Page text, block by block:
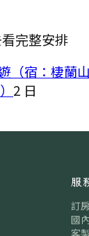
完整安排
宿：棲蘭
2 日
服
訂
國
客